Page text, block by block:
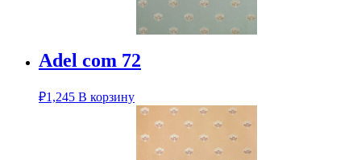
Adel com 72
₽1,245 В корзину